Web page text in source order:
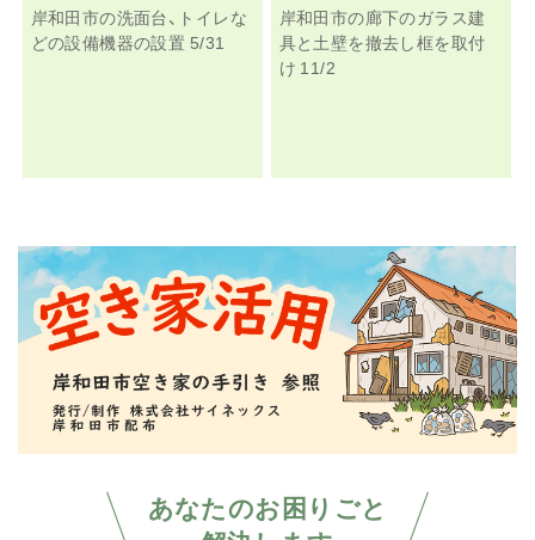
あなたのお困りごと
岸和田市の洗面台、トイレな
どの設備機器の設置 5/31
岸和田市の廊下のガラス建
具と土壁を撤去し框を取付
け 11/2